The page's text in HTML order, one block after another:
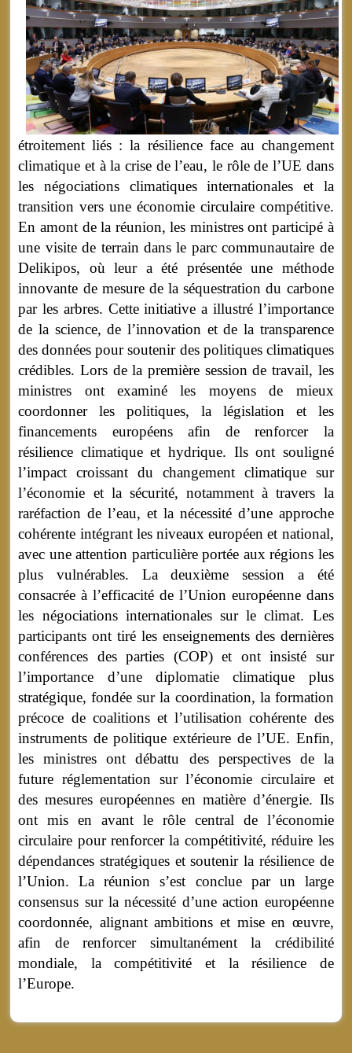
étroitement liés : la résilience face au changement
climatique et à la crise de l’eau, le rôle de l’UE dans
les négociations climatiques internationales et la
transition vers une économie circulaire compétitive.
En amont de la réunion, les ministres ont participé à
une visite de terrain dans le parc communautaire de
Delikipos, où leur a été présentée une méthode
innovante de mesure de la séquestration du carbone
par les arbres. Cette initiative a illustré l’importance
de la science, de l’innovation et de la transparence
des données pour soutenir des politiques climatiques
crédibles. Lors de la première session de travail, les
ministres ont examiné les moyens de mieux
coordonner les politiques, la législation et les
financements européens afin de renforcer la
résilience climatique et hydrique. Ils ont souligné
l’impact croissant du changement climatique sur
l’économie et la sécurité, notamment à travers la
raréfaction de l’eau, et la nécessité d’une approche
cohérente intégrant les niveaux européen et national,
avec une attention particulière portée aux régions les
plus vulnérables. La deuxième session a été
consacrée à l’efficacité de l’Union européenne dans
les négociations internationales sur le climat. Les
participants ont tiré les enseignements des dernières
conférences des parties (COP) et ont insisté sur
l’importance d’une diplomatie climatique plus
stratégique, fondée sur la coordination, la formation
précoce de coalitions et l’utilisation cohérente des
instruments de politique extérieure de l’UE. Enfin,
les ministres ont débattu des perspectives de la
future réglementation sur l’économie circulaire et
des mesures européennes en matière d’énergie. Ils
ont mis en avant le rôle central de l’économie
circulaire pour renforcer la compétitivité, réduire les
dépendances stratégiques et soutenir la résilience de
l’Union. La réunion s’est conclue par un large
consensus sur la nécessité d’une action européenne
coordonnée, alignant ambitions et mise en œuvre,
afin de renforcer simultanément la crédibilité
mondiale, la compétitivité et la résilience de
l’Europe.